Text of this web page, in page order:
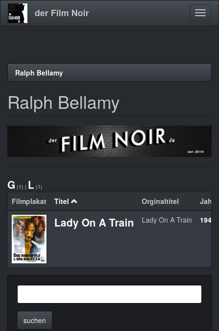
Direkt
der Film Noir
Ralph Bellamy
Ralph Bellamy
G (1) | L (1)
Filmplakat Titel Orginaltitel Jahr
Lady On A Train Lady On A Train 1945
suchen